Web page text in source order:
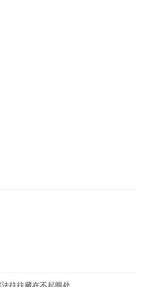
往往藏在不起眼处。